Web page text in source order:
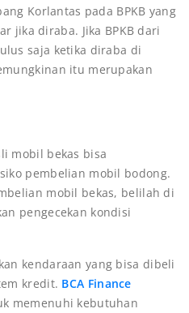
Korlantas pada BPKB yang
jika diraba. Jika BPKB dari
saja ketika diraba di
itu merupakan
mobil bekas bisa
pembelian mobil bodong.
mobil bekas, belilah di
pengecekan kondisi
kendaraan yang bisa dibeli
kredit. BCA Finance
memenuhi kebutuhan